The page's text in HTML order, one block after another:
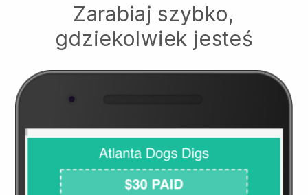
Zarabiaj szybko,
gdziekolwiek jesteś